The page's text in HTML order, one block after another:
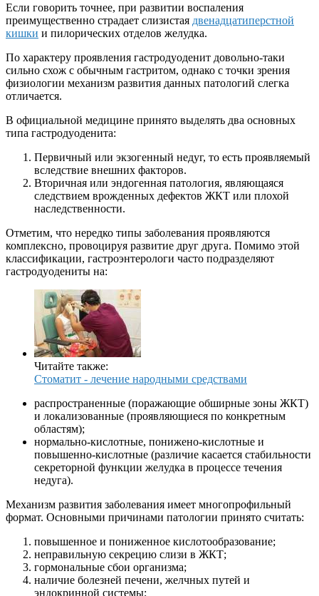
Если говорить точнее, при развитии воспаления
преимущественно страдает слизистая двенадцатиперстной
кишки и пилорических отделов желудка.
По характеру проявления гастродуоденит довольно-таки
сильно схож с обычным гастритом, однако с точки зрения
физиологии механизм развития данных патологий слегка
отличается.
В официальной медицине принято выделять два основных
типа гастродуоденита:
Первичный или экзогенный недуг, то есть проявляемый
вследствие внешних факторов.
Вторичная или эндогенная патология, являющаяся
следствием врожденных дефектов ЖКТ или плохой
наследственности.
Отметим, что нередко типы заболевания проявляются
комплексно, провоцируя развитие друг друга. Помимо этой
классификации, гастроэнтерологи часто подразделяют
гастродуодениты на:
Читайте также:
Стоматит - лечение народными средствами
распространенные (поражающие обширные зоны ЖКТ)
и локализованные (проявляющиеся по конкретным
областям);
нормально-кислотные, понижено-кислотные и
повышенно-кислотные (различие касается стабильности
секреторной функции желудка в процессе течения
недуга).
Механизм развития заболевания имеет многопрофильный
формат. Основными причинами патологии принято считать:
повышенное и пониженное кислотообразование;
неправильную секрецию слизи в ЖКТ;
гормональные сбои организма;
наличие болезней печени, желчных путей и
эндокринной системы;